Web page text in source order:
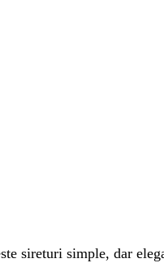
sireturi simple, dar